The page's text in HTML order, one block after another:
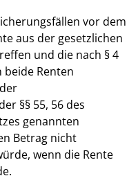
vor dem
aus der gesetzlichen
und die nach § 4
Renten
§§ 55, 56 des
genannten
Betrag nicht
wenn die Rente